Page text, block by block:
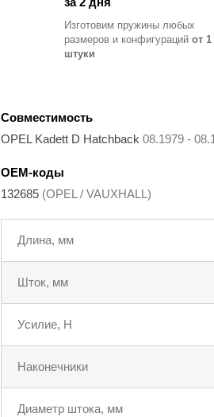
Изготовим пружины любых
размеров и конфигураций от 1
штуки
Совместимость
OPEL Kadett D Hatchback 08.1979 -
OEM-коды
132685 (OPEL / VAUXHALL)
Длина, мм
Шток, мм
Усилие, Н
Наконечники
Диаметр штока, мм